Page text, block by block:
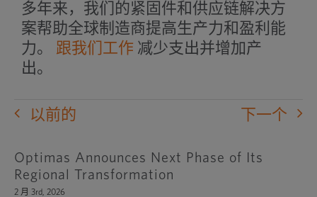
多年来，我们的紧固件和供应链解决方
案帮助全球制造商提高生产力和盈利能
力。 跟我们工作 减少支出并增加产
出。
以前的 下一个
Optimas Announces Next Phase of Its
Regional Transformation
2 月 3rd, 2026